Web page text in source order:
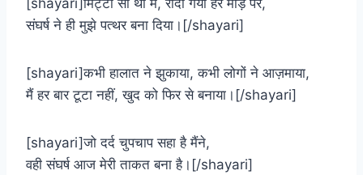
[shayari]मिट्टी सा था मैं, रौंदा गया हर मोड़ पर,
संघर्ष ने ही मुझे पत्थर बना दिया।[/shayari]
[shayari]कभी हालात ने झुकाया, कभी लोगों ने आज़माया,
मैं हर बार टूटा नहीं, खुद को फिर से बनाया।[/shayari]
[shayari]जो दर्द चुपचाप सहा है मैंने,
वही संघर्ष आज मेरी ताकत बना है।[/shayari]